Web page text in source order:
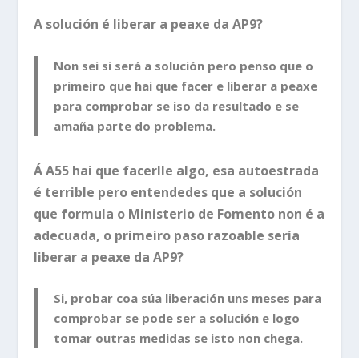
A solución é liberar a peaxe da AP9?
Non sei si será a solución pero penso que o
primeiro que hai que facer e liberar a peaxe
para comprobar se iso da resultado e se
amaña parte do problema.
Á A55 hai que facerlle algo, esa autoestrada
é terrible pero entendedes que a solución
que formula o Ministerio de Fomento non é a
adecuada, o primeiro paso razoable sería
liberar a peaxe da AP9?
Si, probar coa súa liberación uns meses para
comprobar se pode ser a solución e logo
tomar outras medidas se isto non chega.